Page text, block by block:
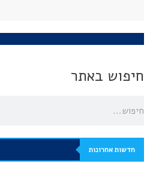
חיפוש באתר
חדשות אחרונות